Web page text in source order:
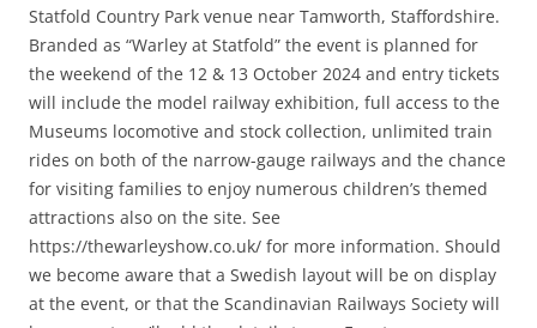
Statfold Country Park venue near Tamworth, Staffordshire.
Branded as “Warley at Statfold” the event is planned for
the weekend of the 12 & 13 October 2024 and entry tickets
will include the model railway exhibition, full access to the
Museums locomotive and stock collection, unlimited train
rides on both of the narrow-gauge railways and the chance
for visiting families to enjoy numerous children’s themed
attractions also on the site. See
https://thewarleyshow.co.uk/ for more information. Should
we become aware that a Swedish layout will be on display
at the event, or that the Scandinavian Railways Society will